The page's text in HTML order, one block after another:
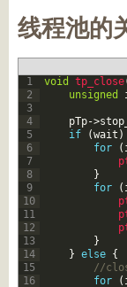
线程池的
1
2
3
4
5
6
7
8
9
10
11
12
13
14
15
16
void tp_close
unsigned
pTp->
if
(wait )
for
(
}
for
(
}
} else {
//
for
(